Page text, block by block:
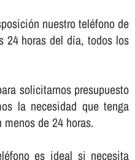
nuestro teléfono de
24 horas del dí­a, todos los
solicitarnos presupuesto
la necesidad que tenga
de 24 horas.
es ideal si necesita